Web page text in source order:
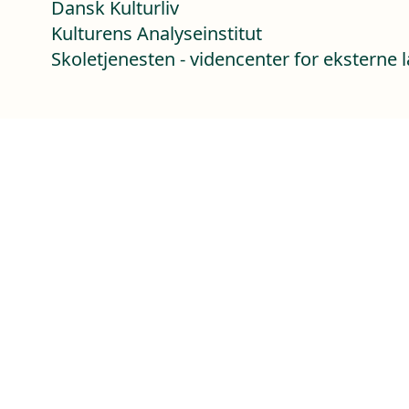
Dansk Kulturliv
Kulturens Analyseinstitut
Skoletjenesten - videncenter for